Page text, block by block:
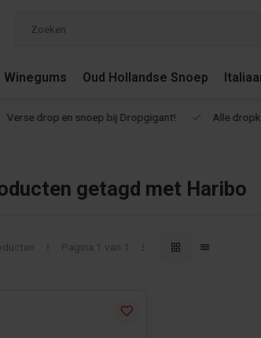
Winegums Oud Hollandse Snoep
drop en snoep bij Dropgigant! Alle
getagd met Haribo
Pagina 1 van 1